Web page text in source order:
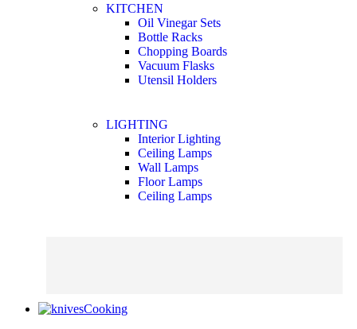
KITCHEN
Oil Vinegar Sets
Bottle Racks
Chopping Boards
Vacuum Flasks
Utensil Holders
LIGHTING
Interior Lighting
Ceiling Lamps
Wall Lamps
Floor Lamps
Ceiling Lamps
Cooking